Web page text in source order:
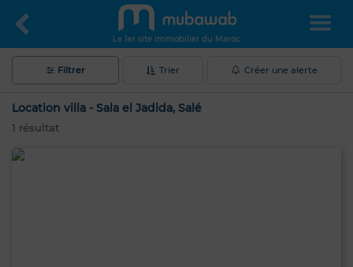
Le 1er site immobilier du Maroc
Filtrer Trier Créer une alerte
Location villa - Sala el Jadida, Salé
1 résultat